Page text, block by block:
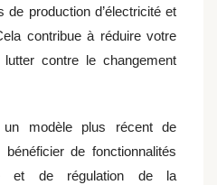
production d’électricité et
contribue à réduire votre
contre le changement
modèle plus récent de
de fonctionnalités
et de régulation de la